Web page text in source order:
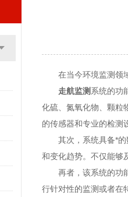
在当今环境监测领域
走航监测系统的功
化硫、氮氧化物、颗粒
的传感器和专业的检测
其次，系统具备*的数
和变化趋势。不仅能够
再者，该系统的功能
行针对性的监测或者在